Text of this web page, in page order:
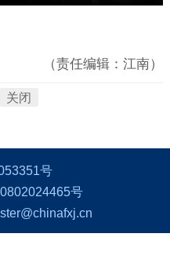
（责任编辑：江南）
关闭
号
号